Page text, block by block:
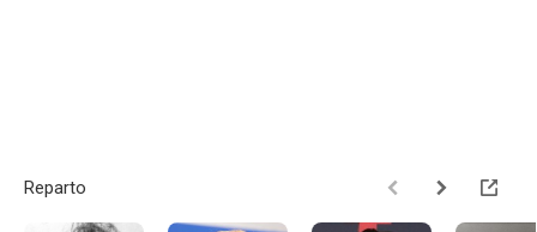
Reparto